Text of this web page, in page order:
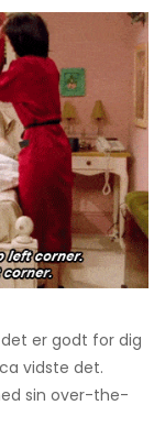
er godt for dig
vidste det.
sin over-the-